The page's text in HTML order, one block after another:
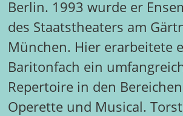
Berlin. 1993 wurde er
des Staatstheaters am
München. Hier erarbeitete
Baritonfach ein
Repertoire in den
Operette und Musical.